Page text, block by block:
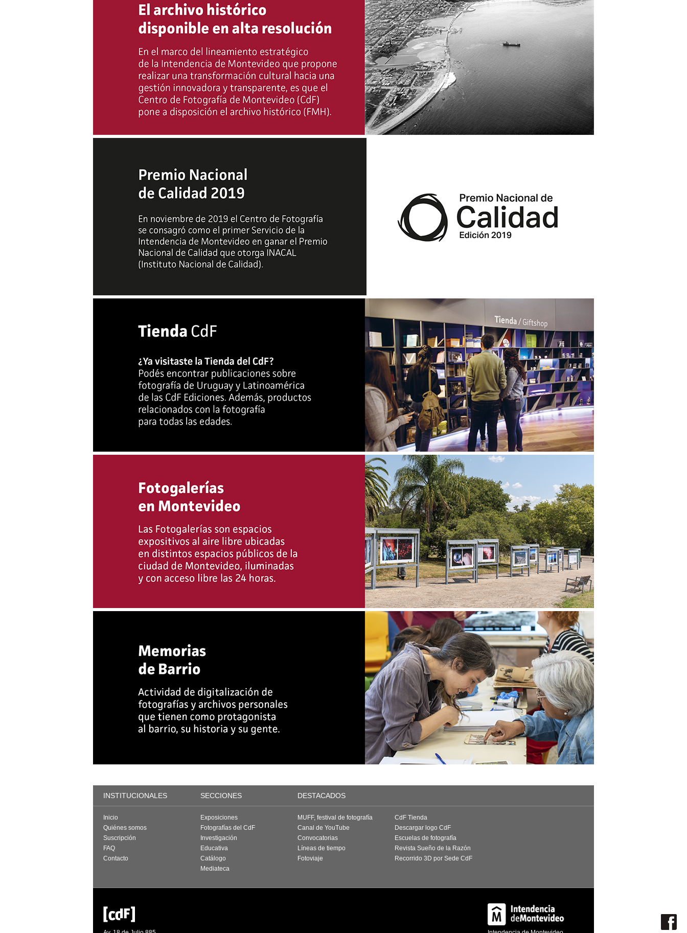
INSTITUCIONALES SECCIONES DESTACADOS
Inicio
Quiénes somos
Suscripción
FAQ
Contacto
Exposiciones
Fotografías del CdF
Investigación
Educativa
Catálogo
Mediateca
MUFF, festival de fotografía
Canal de YouTube
Convocatorias
Líneas de tiempo
Fotoviaje
CdF Tienda
Descargar logo CdF
Escuelas de fotografía
Revista Sueño de la Razón
Recorrido 3D por Sede CdF